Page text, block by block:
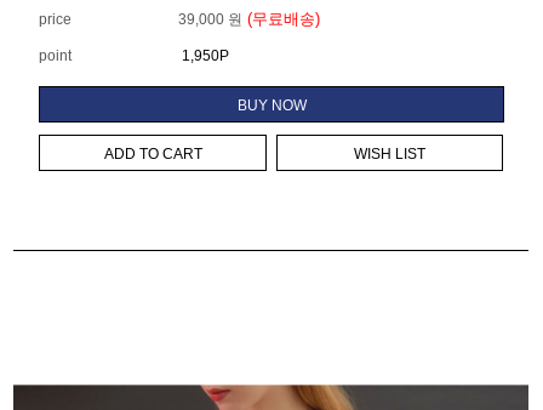
price 39,000 원 (무료배송)
point 1,950P
BUY NOW
ADD TO CART WISH LIST